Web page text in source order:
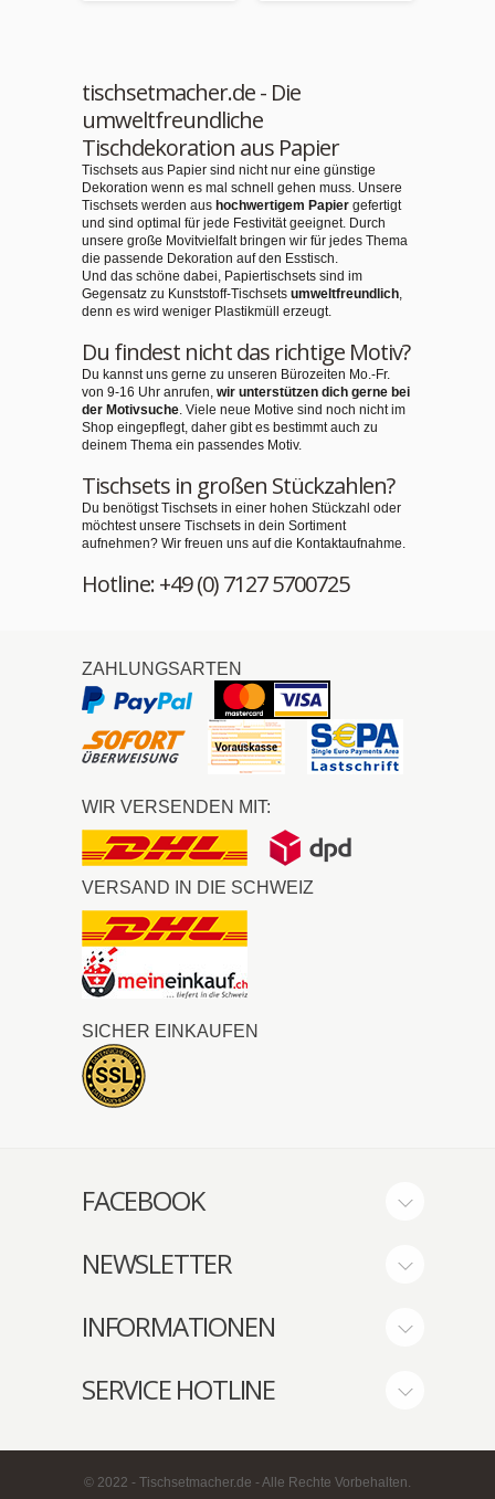
tischsetmacher.de - Die
umweltfreundliche
Tischdekoration aus Papier
Tischsets aus Papier sind nicht nur eine günstige
Dekoration wenn es mal schnell gehen muss. Unsere
Tischsets werden aus hochwertigem Papier gefertigt
und sind optimal für jede Festivität geeignet. Durch
unsere große Movitvielfalt bringen wir für jedes Thema
die passende Dekoration auf den Esstisch.
Und das schöne dabei, Papiertischsets sind im
Gegensatz zu Kunststoff-Tischsets umweltfreundlich,
denn es wird weniger Plastikmüll erzeugt.
Du findest nicht das richtige Motiv?
Du kannst uns gerne zu unseren Bürozeiten Mo.-Fr.
von 9-16 Uhr anrufen, wir unterstützen dich gerne bei
der Motivsuche. Viele neue Motive sind noch nicht im
Shop eingepflegt, daher gibt es bestimmt auch zu
deinem Thema ein passendes Motiv.
Tischsets in großen Stückzahlen?
Du benötigst Tischsets in einer hohen Stückzahl oder
möchtest unsere Tischsets in dein Sortiment
aufnehmen? Wir freuen uns auf die Kontaktaufnahme.
Hotline: +49 (0) 7127 5700725
ZAHLUNGSARTEN
WIR VERSENDEN MIT:
VERSAND IN DIE SCHWEIZ
SICHER EINKAUFEN
FACEBOOK
NEWSLETTER
INFORMATIONEN
SERVICE HOTLINE
© 2022 - Tischsetmacher.de - Alle Rechte Vorbehalten.